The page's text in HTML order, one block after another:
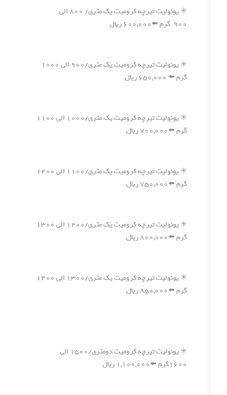
✳️ یونولیت تیرچه کرومیت یک متری/ ۸۰۰ الی
۹۰۰ گرم ⬅️۶۰۰,۰۰۰ ریال
✳️ یونولیت تیرچه کرومیت یک متری/۹۰۰ الی ۱۰۰۰
گرم ⬅️ ۶۵۰,۰۰۰ ریال
✳️ یونولیت تیرچه کرومیت یک متری/۱۰۰۰ الی ۱۱۰۰
گرم ⬅️۷۰۰,۰۰۰ ریال
✳️ یونولیت تیرچه کرومیت یک متری/۱۱۰۰ الی ۱۲۰۰
گرم ⬅️۷۵۰,۰۰۰ ریال
✳️ یونولیت تیرچه کرومیت یک متری/۱۲۰۰ الی ۱۳۰۰
گرم ⬅️۸۰۰,۰۰۰ ریال
✳️ یونولیت تیرچه کرومیت یک متری/۱۳۰۰ الی ۱۴۰۰
گرم ⬅️۸۵۰,۰۰۰ ریال
✳️ یونولیت تیرچه کرومیت دومتری/۱۵۰۰ الی
۱۶۰۰گرم ⬅️۱,۱۰۰,۰۰۰ ریال